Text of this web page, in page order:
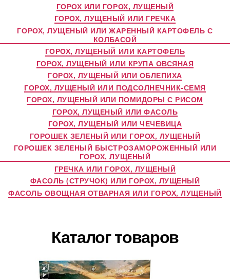
ГОРОХ ИЛИ ГОРОХ, ЛУЩЕНЫЙ
ГОРОХ, ЛУЩЕНЫЙ ИЛИ ГРЕЧКА
ГОРОХ, ЛУЩЕНЫЙ ИЛИ ЖАРЕННЫЙ КАРТОФЕЛЬ С
КОЛБАСОЙ
ГОРОХ, ЛУЩЕНЫЙ ИЛИ КАРТОФЕЛЬ
ГОРОХ, ЛУЩЕНЫЙ ИЛИ КРУПА ОВСЯНАЯ
ГОРОХ, ЛУЩЕНЫЙ ИЛИ ОБЛЕПИХА
ГОРОХ, ЛУЩЕНЫЙ ИЛИ ПОДСОЛНЕЧНИК-СЕМЯ
ГОРОХ, ЛУЩЕНЫЙ ИЛИ ПОМИДОРЫ С РИСОМ
ГОРОХ, ЛУЩЕНЫЙ ИЛИ ФАСОЛЬ
ГОРОХ, ЛУЩЕНЫЙ ИЛИ ЧЕЧЕВИЦА
ГОРОШЕК ЗЕЛЕНЫЙ ИЛИ ГОРОХ, ЛУЩЕНЫЙ
ГОРОШЕК ЗЕЛЕНЫЙ БЫСТРОЗАМОРОЖЕННЫЙ ИЛИ
ГОРОХ, ЛУЩЕНЫЙ
ГРЕЧКА ИЛИ ГОРОХ, ЛУЩЕНЫЙ
ФАСОЛЬ (СТРУЧОК) ИЛИ ГОРОХ, ЛУЩЕНЫЙ
ФАСОЛЬ ОВОЩНАЯ ОТВАРНАЯ ИЛИ ГОРОХ, ЛУЩЕНЫЙ
Каталог товаров